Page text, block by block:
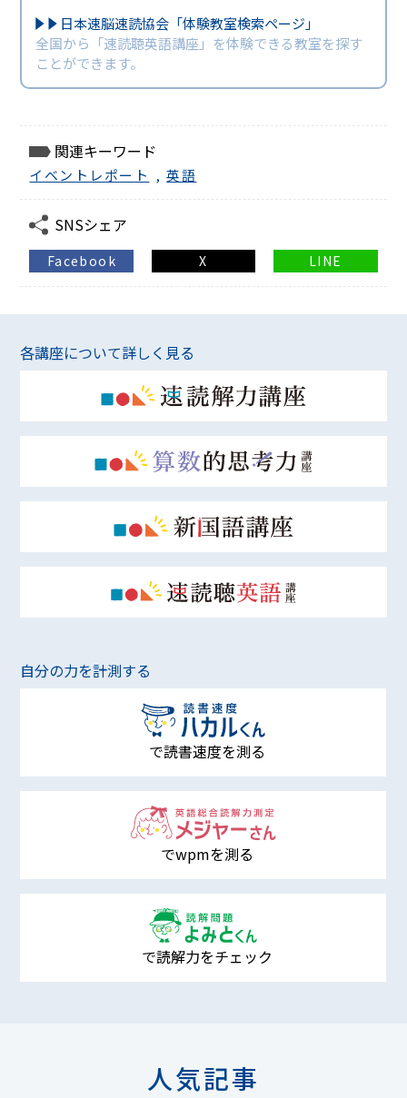
日本速脳速読協会「体験教室検索ページ」
全国から「速読聴英語講座」を体験できる教室を探す
ことができます。
関連キーワード
イベントレポート , 英語
SNSシェア
Facebook X LINE
各講座について詳しく見る
自分の力を計測する
で読書速度を測る
でwpmを測る
で読解力をチェック
人気記事